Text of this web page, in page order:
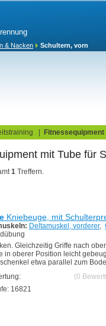
& Nacken Schultern, vorn
Fitnessequipment
mit Tube für
1 Treffern.
Kniebeuge, mit
Deltamuskel, vorderer,
Gleichzeitig Griffe nach
in oberer Position leicht
etwa parallel zum
(0
16821